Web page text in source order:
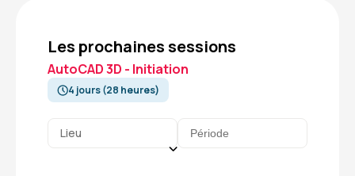
Les prochaines sessions
AutoCAD 3D - Initiation
4 jours (28 heures)
Lieu